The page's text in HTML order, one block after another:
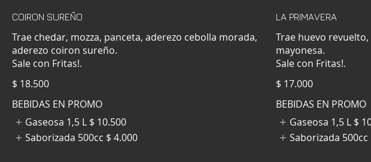
COIRON SUREÑO
Trae chedar, mozza, panceta, aderezo cebolla morada,
aderezo coiron sureño.
Sale con Fritas!.
$ 18.500
BEBIDAS EN PROMO
Gaseosa 1,5 L $ 10.500
Saborizada 500cc $ 4.000
LA PRIMAVERA
Trae huevo
mayonesa.
$ 17.000
BEBIDAS EN PROMO
Gaseosa 1,5 L $
Saborizada 500cc